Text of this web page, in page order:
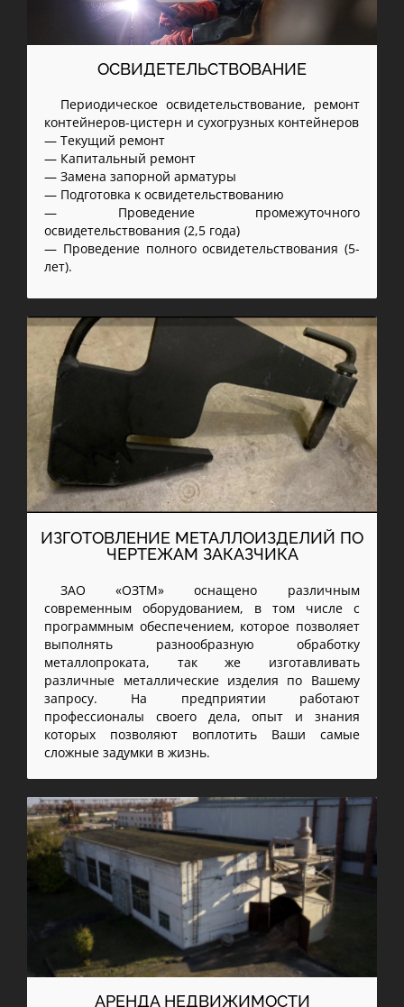
ОСВИДЕТЕЛЬСТВОВАНИЕ
Периодическое освидетельствование, ремонт
контейнеров-цистерн и сухогрузных контейнеров
— Текущий ремонт
— Капитальный ремонт
— Замена запорной арматуры
— Подготовка к освидетельствованию
— Проведение промежуточного
освидетельствования (2,5 года)
— Проведение полного освидетельствования (5-
лет).
ИЗГОТОВЛЕНИЕ МЕТАЛЛОИЗДЕЛИЙ ПО
ЧЕРТЕЖАМ ЗАКАЗЧИКА
ЗАО «ОЗТМ» оснащено различным
современным оборудованием, в том числе с
программным обеспечением, которое позволяет
выполнять разнообразную обработку
металлопроката, так же изготавливать
различные металлические изделия по Вашему
запросу. На предприятии работают
профессионалы своего дела, опыт и знания
которых позволяют воплотить Ваши самые
сложные задумки в жизнь.
АРЕНДА НЕДВИЖИМОСТИ